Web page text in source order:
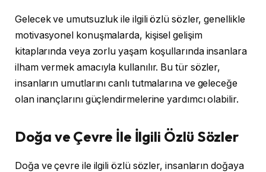
Gelecek ve umutsuzluk ile ilgili özlü sözler, genellikle
motivasyonel konuşmalarda, kişisel gelişim
kitaplarında veya zorlu yaşam koşullarında insanlara
ilham vermek amacıyla kullanılır. Bu tür sözler,
insanların umutlarını canlı tutmalarına ve geleceğe
olan inançlarını güçlendirmelerine yardımcı olabilir.
Doğa ve Çevre İle İlgili Özlü Sözler
Doğa ve çevre ile ilgili özlü sözler, insanların doğaya